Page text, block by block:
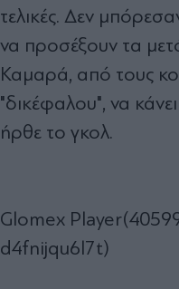
τελικές. Δεν
να προσέξουν τα
Καμαρά, από τους
"δικέφαλου", να
ήρθε το γκολ.
Glomex
d4fnijqu6l7t)